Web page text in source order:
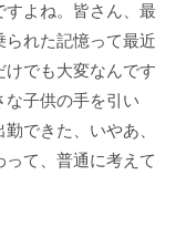
すよね。皆さん、最
れた記憶って最近
でも大変なんです
な子供の手を引い
できた、いやあ、
て、普通に考えて